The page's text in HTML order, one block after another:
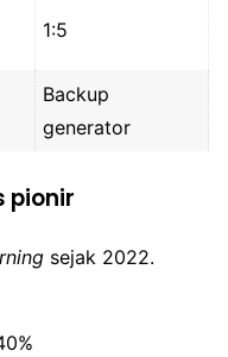
1:5
Backup
generator
pionir
sejak 2022.